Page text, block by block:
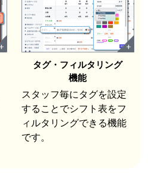
タグ・フィルタリング
機能
スタッフ毎にタグを設定
することでシフト表をフ
ィルタリングできる機能
です。